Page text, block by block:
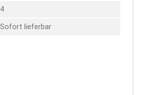
4
Sofort lieferbar